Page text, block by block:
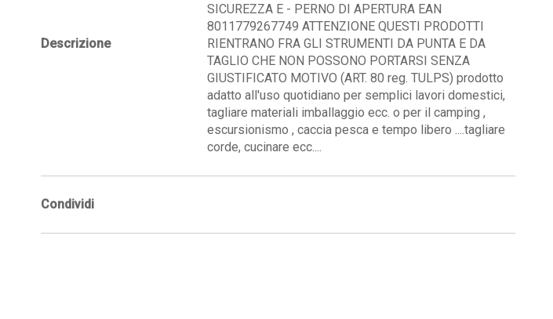
Descrizione
SICUREZZA E - PERNO DI APERTURA EAN
8011779267749 ATTENZIONE QUESTI PRODOTTI
RIENTRANO FRA GLI STRUMENTI DA PUNTA E DA
TAGLIO CHE NON POSSONO PORTARSI SENZA
GIUSTIFICATO MOTIVO (ART. 80 reg. TULPS) prodotto
adatto all'uso quotidiano per semplici lavori domestici,
tagliare materiali imballaggio ecc. o per il camping ,
escursionismo , caccia pesca e tempo libero ....tagliare
corde, cucinare ecc....
Condividi